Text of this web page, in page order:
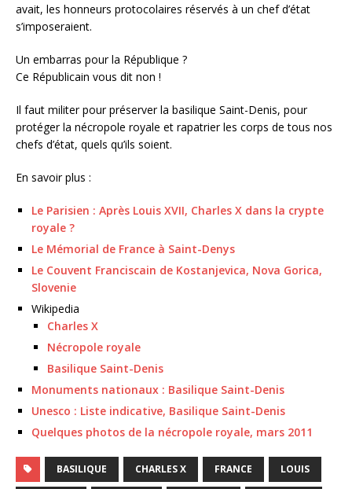
avait, les honneurs protocolaires réservés à un chef d’état
s’imposeraient.
Un embarras pour la République ?
Ce Républicain vous dit non !
Il faut militer pour préserver la basilique Saint-Denis, pour
protéger la nécropole royale et rapatrier les corps de tous nos
chefs d’état, quels qu’ils soient.
En savoir plus :
Le Parisien : Après Louis XVII, Charles X dans la crypte
royale ?
Le Mémorial de France à Saint-Denys
Le Couvent Franciscain de Kostanjevica, Nova Gorica,
Slovenie
Wikipedia
Charles X
Nécropole royale
Basilique Saint-Denis
Monuments nationaux : Basilique Saint-Denis
Unesco : Liste indicative, Basilique Saint-Denis
Quelques photos de la nécropole royale, mars 2011
BASILIQUE CHARLES X FRANCE LOUIS